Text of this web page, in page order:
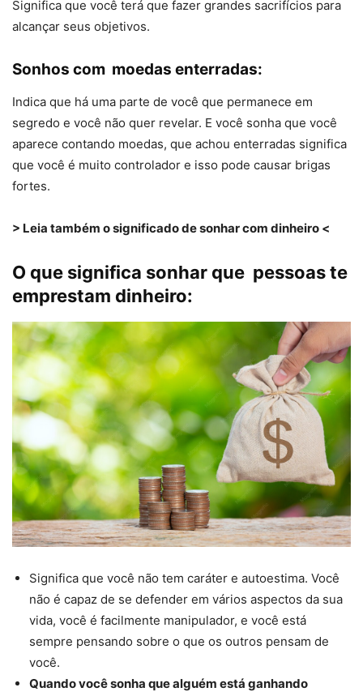
Significa que você terá que fazer grandes sacrifícios para
alcançar seus objetivos.
Sonhos com moedas enterradas:
Indica que há uma parte de você que permanece em
segredo e você não quer revelar. E você sonha que você
aparece contando moedas, que achou enterradas significa
que você é muito controlador e isso pode causar brigas
fortes.
> Leia também o significado de sonhar com dinheiro <
O que significa sonhar que pessoas te
emprestam dinheiro:
Significa que você não tem caráter e autoestima. Você
não é capaz de se defender em vários aspectos da sua
vida, você é facilmente manipulador, e você está
sempre pensando sobre o que os outros pensam de
você.
Quando você sonha que alguém está ganhando